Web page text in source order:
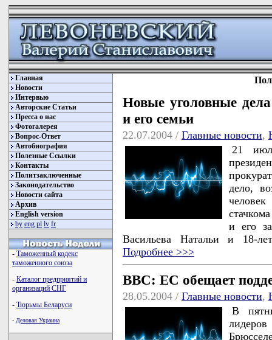
Главная
Новости
Интервью
Авторские Статьи
Пресса о нас
Фотогалерея
Вопрос-Ответ
Автобиография
Полезные Ссылки
Контакты
Политзаключенные
Законодательство
Новости сайта
Архив
English version
by eng pl lv fr
- Таможенный кодекс
таможенного союза
- Каталог предприятий и
организаций СНГ
- Тюрьмы Беларуси
- Деловая Украина
Новые уголовные
и его семьи
22.07.2004 / Главные новости,
21
дело,
и его
Васильева Натальи и 18-
Подробнее >>>
ВВС: ЕС обещает
28.05.2004 / Главные новости,
В